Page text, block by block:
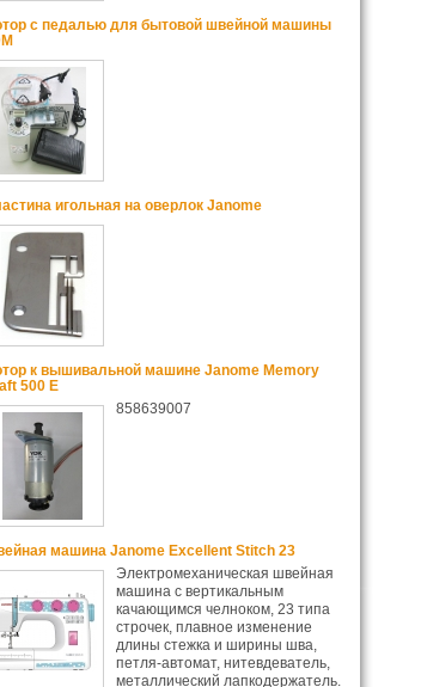
с педалью для бытовой швейной машины
игольная на оверлок Janome
к вышивальной машине Janome Memory
500 E
858639007
машина Janome Excellent Stitch 23
Электромеханическая швейная
машина с вертикальным
качающимся челноком, 23 типа
строчек, плавное изменение
длины стежка и ширины шва,
петля-автомат, нитевдеватель,
металлический лапкодержатель.